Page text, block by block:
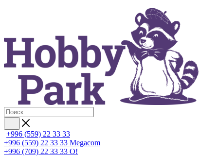
+996 (559) 22 33 33
+996 (559) 22 33 33 Megacom
+996 (709) 22 33 33 O!